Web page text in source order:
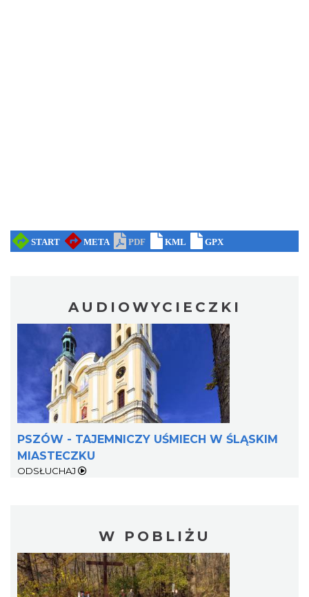
AUDIOWYCIECZKI
PSZÓW - TAJEMNICZY UŚMIECH W ŚLĄSKIM
MIASTECZKU
ODSŁUCHAJ
W POBLIŻU